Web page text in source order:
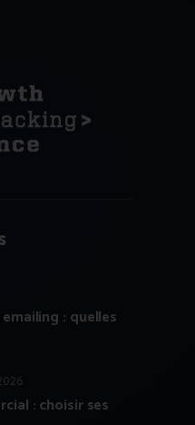
: quelles
: choisir ses